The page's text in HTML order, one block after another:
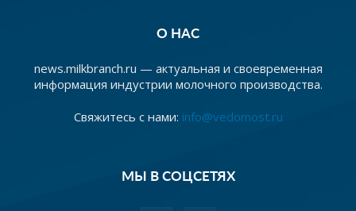
О НАС
news.milkbranch.ru — актуальная и своевременная
информация индустрии молочного производства.
Свяжитесь с нами: info@vedomost.ru
МЫ В СОЦСЕТЯХ